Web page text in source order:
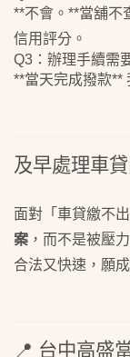
**不會。**當舖不
信用評分。
Q3：辦理手續需
**當天完成撥款**
及早處理車
面對「車貸繳不
案 ，而不是被壓
合法又快速，願
📍 台中高盛